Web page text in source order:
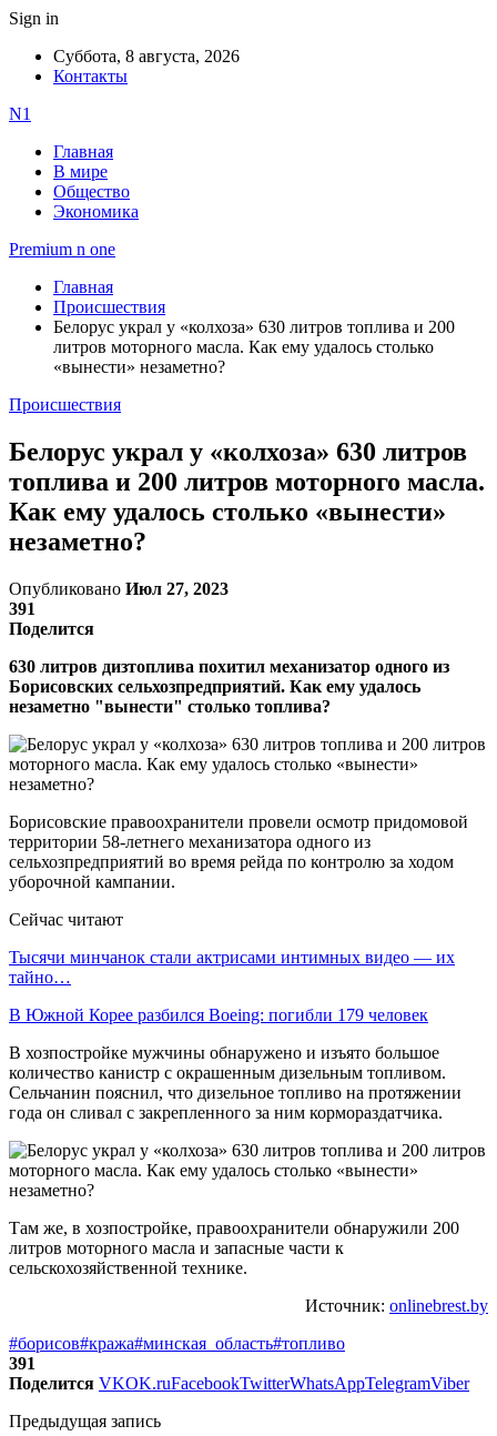
Sign in
Суббота, 8 августа, 2026
Контакты
N1
Главная
В мире
Общество
Экономика
Premium n one
Главная
Происшествия
Белорус украл у «колхоза» 630 литров топлива и 200
литров моторного масла. Как ему удалось столько
«вынести» незаметно?
Происшествия
Белорус украл у «колхоза» 630 литров
топлива и 200 литров моторного масла.
Как ему удалось столько «вынести»
незаметно?
Опубликовано Июл 27, 2023
391
Поделится
630 литров дизтоплива похитил механизатор одного из
Борисовских сельхозпредприятий. Как ему удалось
незаметно "вынести" столько топлива?
Борисовские правоохранители провели осмотр придомовой
территории 58-летнего механизатора одного из
сельхозпредприятий во время рейда по контролю за ходом
уборочной кампании.
Сейчас читают
Тысячи минчанок стали актрисами интимных видео — их
тайно…
В Южной Корее разбился Boeing: погибли 179 человек
В хозпостройке мужчины обнаружено и изъято большое
количество канистр с окрашенным дизельным топливом.
Сельчанин пояснил, что дизельное топливо на протяжении
года он сливал с закрепленного за ним кормораздатчика.
Там же, в хозпостройке, правоохранители обнаружили 200
литров моторного масла и запасные части к
сельскохозяйственной технике.
Источник: onlinebrest.by
#борисов#кража#минская_область#топливо
391
Поделится VKOK.ruFacebookTwitterWhatsAppTelegramViber
Предыдущая запись